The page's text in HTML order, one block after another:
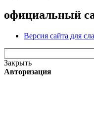
официальный
Версия сайта для
Закрыть
Авторизация